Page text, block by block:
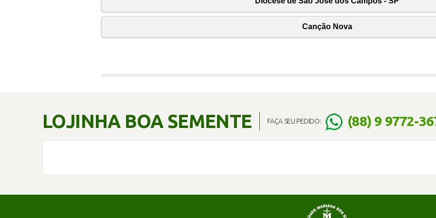
LOJINHA BOA SEMENTE FAÇA SEU PEDIDO: (88) 9 9772-